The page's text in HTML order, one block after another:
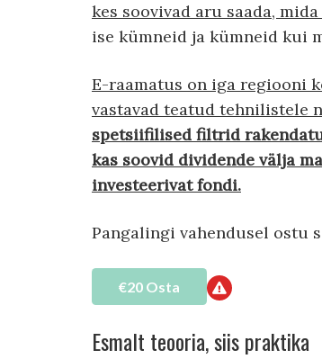
kes soovivad aru saada,
ise kümneid ja kümneid kui
E-raamatus on iga regiooni
vastavad teatud tehnilistele
spetsiifilised filtrid
kas soovid dividende välja
investeerivat fondi.
Pangalingi vahendusel ostu
€20 Osta
Esmalt teooria, siis praktika